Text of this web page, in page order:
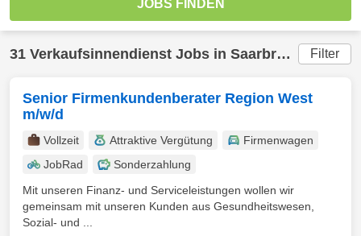
31 Verkaufsinnendienst Jobs in Saarbrücken (20
Filter
Senior Firmenkundenberater Region West
m/w/d
Vollzeit Attraktive Vergütung
Firmenwagen
JobRad
Sonderzahlung
Mit unseren Finanz- und Serviceleistungen wollen wir
gemeinsam mit unseren Kunden aus Gesundheitswesen,
Sozial- und ...